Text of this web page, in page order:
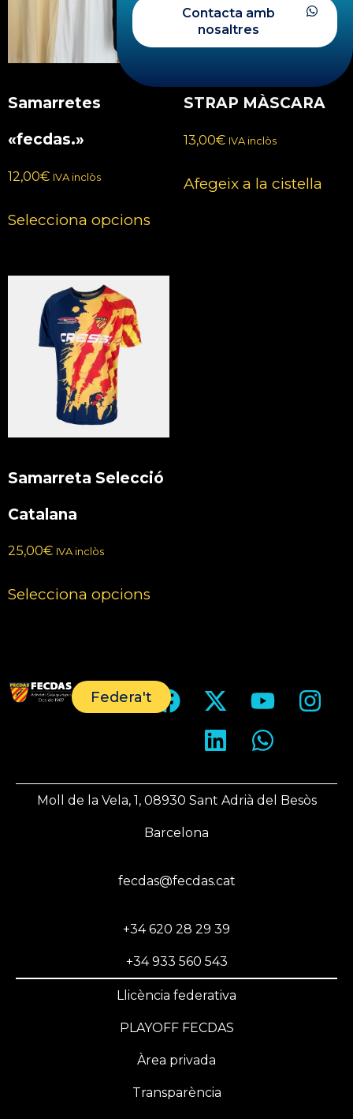
Samarretes
«fecdas.»
12,00€ IVA inclòs
Selecciona opcions
STRAP MÀSCARA
13,00€ IVA inclòs
Afegeix a la cistella
Samarreta Selecció
Catalana
25,00€ IVA inclòs
Selecciona opcions
Federa't
Moll de la Vela, 1, 08930 Sant Adrià del Besòs
Barcelona
fecdas@fecdas.cat
+34 620 28 29 39
+34 933 560 543
Llicència federativa
PLAYOFF FECDAS
Àrea privada
Transparència
Contacta amb
nosaltres